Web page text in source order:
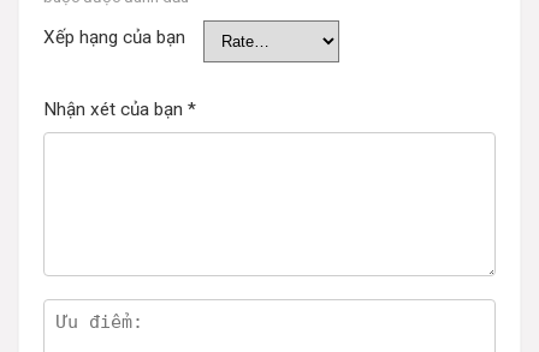
Xếp hạng của bạn
Nhận xét của bạn *